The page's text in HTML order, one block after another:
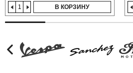
В КОРЗИНУ